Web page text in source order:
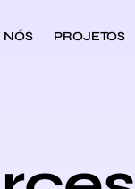
NÓS PROJETOS